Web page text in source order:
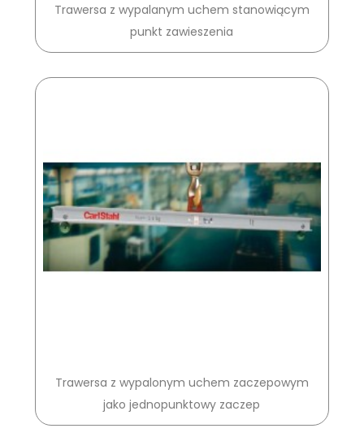
Trawersa z wypalanym uchem stanowiącym
punkt zawieszenia
Trawersa z wypalonym uchem zaczepowym
jako jednopunktowy zaczep